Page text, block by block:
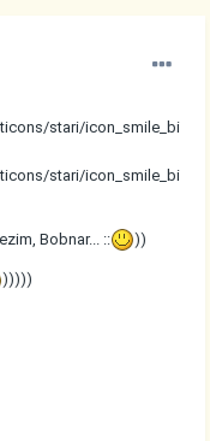
stari/icon_smile_bi
stari/icon_smile_bi
Bobnar... :: ))
)))))